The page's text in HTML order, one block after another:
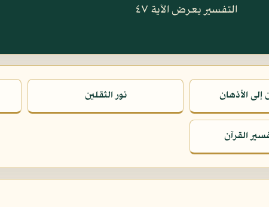
التفسير يعرض الآية ٤٧
إلى الأذهان نور الثقلين
القرآن